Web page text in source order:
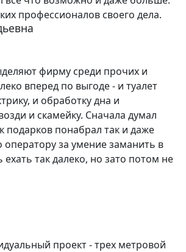
профессионалов своего дела.
фирму среди прочих и
вперед по выгоде - и туалет
и обработку дна и
и скамейку. Сначала думал
подарков понабрал так и даже
за умение заманить в
так далеко, но зато потом не
проект - трех метровой